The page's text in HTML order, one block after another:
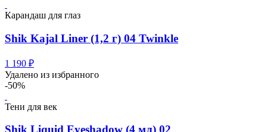
Карандаш для глаз
Shik Kajal Liner (1,2 г) 04 Twinkle
1 190 ₽
Удалено из избранного
-50%
Тени для век